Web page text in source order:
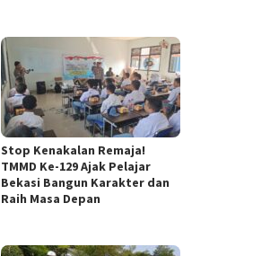
Stop Kenakalan Remaja!
TMMD Ke-129 Ajak Pelajar
Bekasi Bangun Karakter dan
Raih Masa Depan